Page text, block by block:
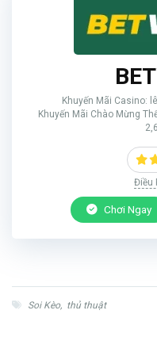
Khuyến Mãi Casino:
Khuyến Mãi Chào Mừng
Điều
Chơi Ngay
Soi Kèo, thủ thuật